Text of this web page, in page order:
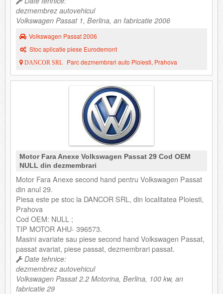
dezmembrez autovehicul
Volkswagen Passat 1, Berlina, an fabricatie 2006
Volkswagen Passat 2006
Stoc aplicatie piese Eurodemont
DANCOR SRL Parc dezmembrari auto Ploiesti, Prahova
Motor Fara Anexe Volkswagen Passat 29 Cod OEM
NULL din dezmembrari
Motor Fara Anexe second hand pentru Volkswagen Passat
din anul 29.
Piesa este pe stoc la DANCOR SRL, din localitatea Ploiesti,
Prahova
Cod OEM: NULL ;
TIP MOTOR AHU- 396573.
Masini avariate sau piese second hand Volkswagen Passat,
passat avariat, piese passat, dezmembrari passat.
Date tehnice:
dezmembrez autovehicul
Volkswagen Passat 2.2 Motorina, Berlina, 100 kw, an
fabricatie 29